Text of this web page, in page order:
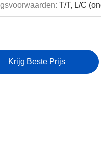
T/T, L/C
Krijg Beste Prijs